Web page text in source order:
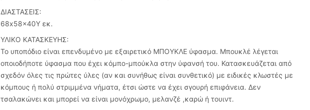
ΔΙΑΣΤΑΣΕΙΣ:
68x58x40Υ εκ.
ΥΛΙΚΟ ΚΑΤΑΣΚΕΥΗΣ:
Το υποπόδιο είναι επενδυμένο με εξαιρετικό ΜΠΟΥΚΛΕ ύφασμα. Μπουκλέ λέγεται
οποιοδήποτε ύφασμα που έχει κόμπο-μπούκλα στην ύφανσή του. Κατασκευάζεται από
σχεδόν όλες τις πρώτες ύλες (αν και συνήθως είναι συνθετικό) με ειδικές κλωστές με
κόμπους ή πολύ στριμμένα νήματα, έτσι ώστε να έχει σγουρή επιφάνεια. Δεν
τσαλακώνει και μπορεί να είναι μονόχρωμο, μελανζέ ,καρώ ή τουιντ.